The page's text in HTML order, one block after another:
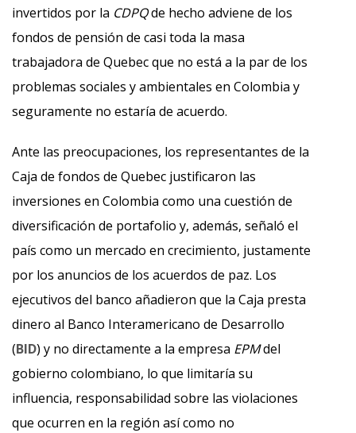
invertidos por la CDPQde hecho adviene de los
fondos de pensión de casi toda la masa
trabajadora de Quebec que no está a la par de los
problemas sociales y ambientales en Colombia y
seguramente no estaría de acuerdo.
Ante las preocupaciones, los representantes de la
Caja de fondos de Quebec justificaron las
inversiones en Colombia como una cuestión de
diversificación de portafolio y, además, señaló el
país como un mercado en crecimiento, justamente
por los anuncios de los acuerdos de paz. Los
ejecutivos del banco añadieron que la Caja presta
dinero al Banco Interamericano de Desarrollo
(BID) y no directamente a la empresa EPMdel
gobierno colombiano, lo que limitaría su
influencia, responsabilidad sobre las violaciones
que ocurren en la región así como no